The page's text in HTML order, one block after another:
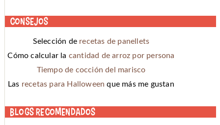
Consejos
Selección de recetas de panellets
Cómo calcular la cantidad de arroz por persona
Tiempo de cocción del marisco
Las recetas para Halloween que más me gustan
Blogs recomendados